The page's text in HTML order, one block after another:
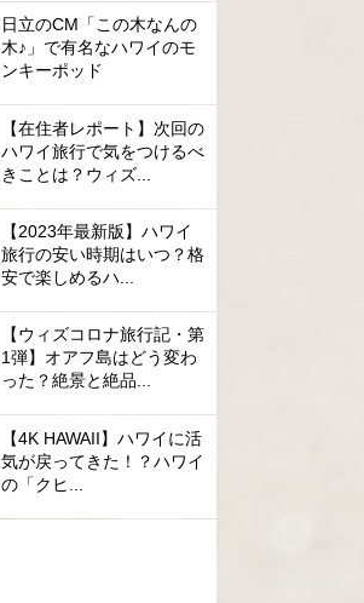
日立のCM「この木なんの
木♪」で有名なハワイのモ
ンキーポッド
【在住者レポート】次回の
ハワイ旅行で気をつけるべ
きことは？ウィズ...
【2023年最新版】ハワイ
旅行の安い時期はいつ？格
安で楽しめるハ...
【ウィズコロナ旅行記・第
1弾】オアフ島はどう変わ
った？絶景と絶品...
【4K HAWAII】ハワイに活
気が戻ってきた！？ハワイ
の「クヒ...